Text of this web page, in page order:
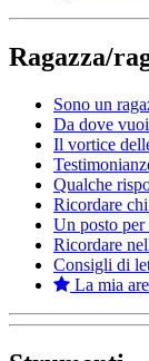
Ragazza/
Sono un
Da dove
Il vortice
Qualche
Ricordare
Un posto
Ricordare
Consigli di
La mia